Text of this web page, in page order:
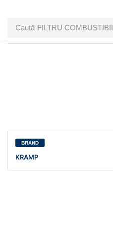
Caută FILTRU COMBUSTIBIL
BRAND
KRAMP